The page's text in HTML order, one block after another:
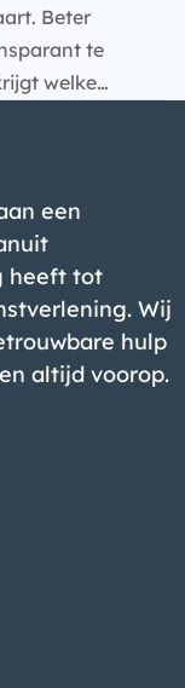
Beter
te
welke…
een
heeft tot
Wij
hulp
altijd voorop.